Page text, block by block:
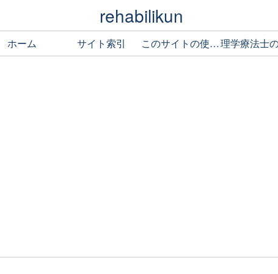
rehabilikun
ホーム サイト索引 このサイトの使い方